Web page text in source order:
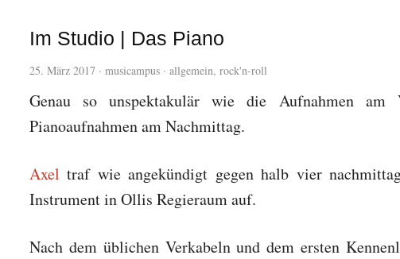
Im Studio | Das Piano
25. März 2017 · musicampus · allgemein, rock'n-roll
Genau so unspektakulär wie die Aufnahmen am
Pianoaufnahmen am Nachmittag.
Axel traf wie angekündigt gegen halb vier
Instrument in Ollis Regieraum auf.
Nach dem üblichen Verkabeln und dem ersten